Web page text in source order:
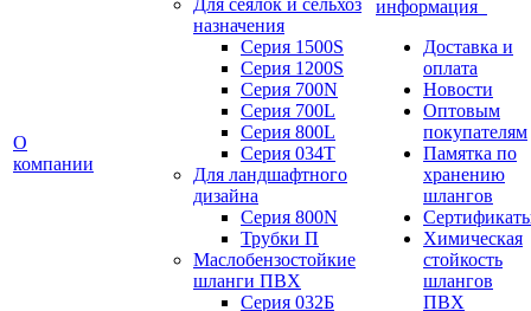
О
компании
Для сеялок и сельхоз
назначения
Серия 1500S
Серия 1200S
Серия 700N
Серия 700L
Серия 800L
Серия 034T
Для ландшафтного
дизайна
Серия 800N
Трубки П
Маслобензостойкие
шланги ПВХ
Серия 032Б
информация
Доставка и
оплата
Новости
Оптовым
покупателям
Памятка по
хранению
шлангов
Химическая
стойкость
шлангов
ПВХ